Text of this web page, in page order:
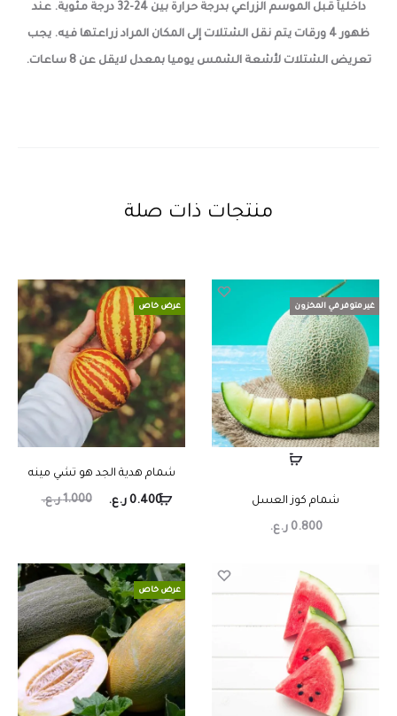
داخلياً قبل الموسم الزراعي بدرجة حرارة بين 24-32 درجة مئوية. عند
ظهور 4 ورقات يتم نقل الشتلات إلى المكان المراد زراعتها فيه. يجب
تعريض الشتلات لأشعة الشمس يوميا بمعدل لايقل عن 8 ساعات.
منتجات ذات صلة
غير متوفر في المخزون
شمام كوز العسل
0.800 ر.ع.
عرض خاص
شمام هدية الجد هو تشي مينه
1.000 ر.ع. 0.400 ر.ع.
عرض خاص